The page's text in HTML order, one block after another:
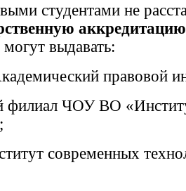
студентами не
аккредитацию
выдавать:
правовой
филиал ЧОУ ВО
современных